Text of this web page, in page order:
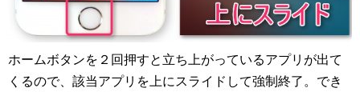
ホームボタンを２回押すと立ち上がっているアプリが出て
くるので、該当アプリを上にスライドして強制終了。でき